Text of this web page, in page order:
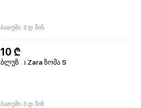
ბათუმი 3 დ. წინ
10 ₾
ბლუზા Zara ზომა S
ბათუმი 3 დ. წინ